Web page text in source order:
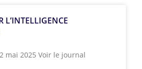
L’INTELLIGENCE
mai 2025 Voir le journal